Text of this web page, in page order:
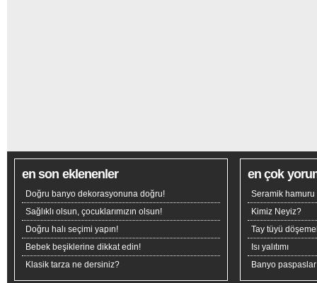
en son eklenenler
Doğru banyo dekorasyonuna doğru!
Sağlıklı olsun, çocuklarımızın olsun!
Doğru halı seçimi yapın!
Bebek beşiklerine dikkat edin!
Klasik tarza ne dersiniz?
en çok
Seramik hamuru
Kimiz Neyiz?
Tay tüyü
Isı yalıtımı
Banyo